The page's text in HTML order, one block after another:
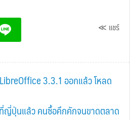
≪ แชร์
3.3.1 ออกแล้ว โหลด
ญี่ปุ่นแล้ว คนซื้อคึกคักจนขาดตลาด